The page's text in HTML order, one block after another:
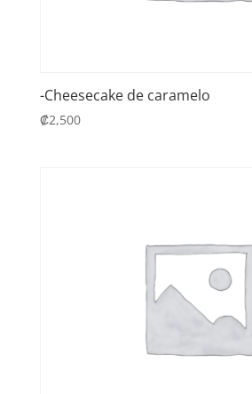
-Cheesecake de caramelo
₡2,500